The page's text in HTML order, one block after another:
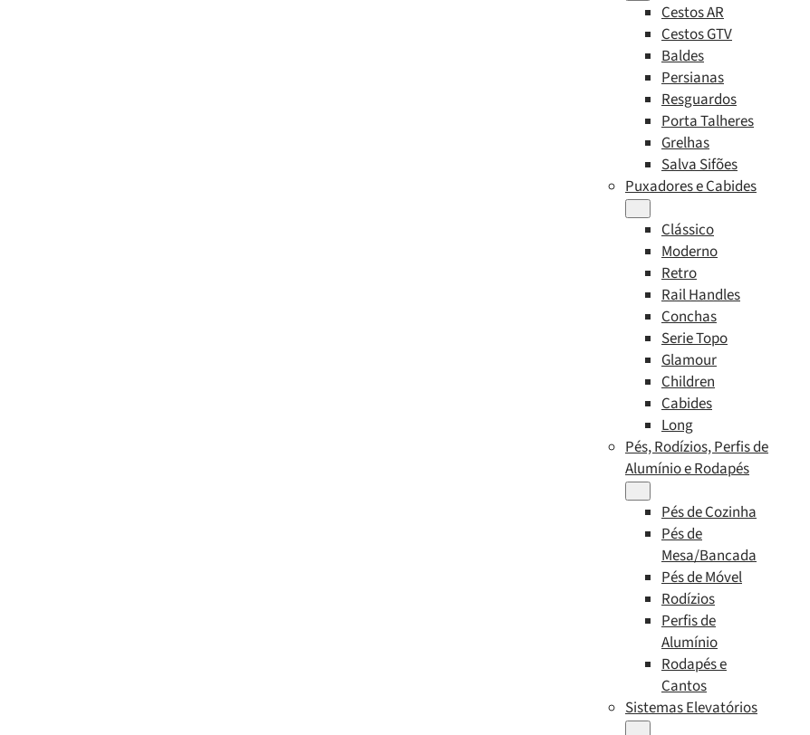
Cestos AR
Cestos GTV
Baldes
Persianas
Resguardos
Porta Talheres
Grelhas
Salva Sifões
Puxadores e Cabides
Clássico
Moderno
Retro
Rail Handles
Conchas
Serie Topo
Glamour
Children
Cabides
Long
Pés, Rodízios, Perfis de
Alumínio e Rodapés
Pés de Cozinha
Pés de
Mesa/Bancada
Pés de Móvel
Rodízios
Perfis de
Alumínio
Rodapés e
Cantos
Sistemas Elevatórios